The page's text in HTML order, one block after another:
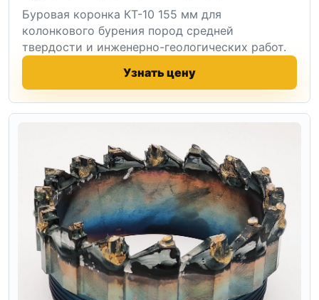
Буровая коронка КТ-10 155 мм для
колонкового бурения пород средней
твердости и инженерно-геологических работ.
Узнать цену